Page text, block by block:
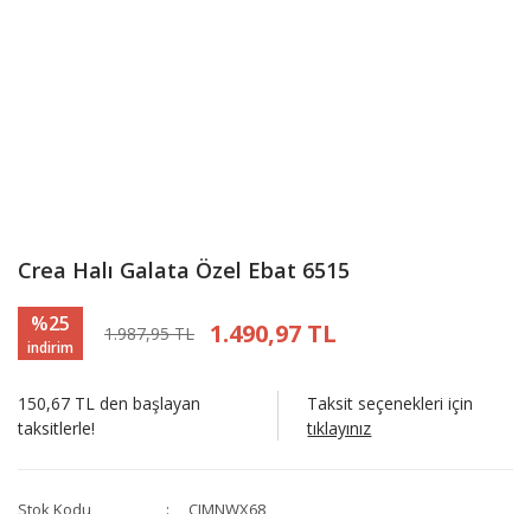
Crea Halı Galata Özel Ebat 6515
%25
indirim
1.987,95 TL 1.490,97 TL
150,67 TL den başlayan
taksitlerle!
Taksit seçenekleri için
tıklayınız